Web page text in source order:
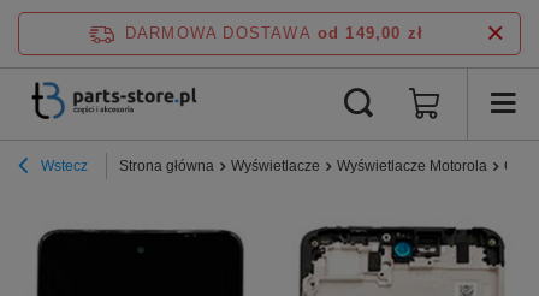
DARMOWA DOSTAWA od 149,00 zł
Wstecz Strona główna Wyświetlacze Wyświetlacze Motorola G04